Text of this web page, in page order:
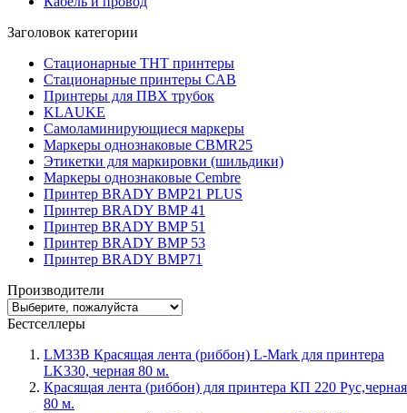
Заголовок категории
Стационарные THT принтеры
Стационарные принтеры CAB
Принтеры для ПВХ трубок
KLAUKE
Самоламинирующиеся маркеры
Маркеры однознаковые CBMR25
Этикетки для маркировки (шильдики)
Маркеры однознаковые Cembre
Принтер BRADY BMP21 PLUS
Принтер BRADY BMP 41
Принтер BRADY BMP 51
Принтер BRADY BMP 53
Принтер BRADY BMP71
Производители
Бестселлеры
LM33B Красящая лента (риббон) L-Mark для принтера
LK330, черная 80 м.
Красящая лента (риббон) для принтера КП 220 Рус,черная
80 м.